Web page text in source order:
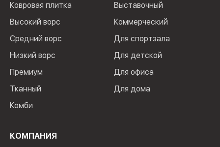
Ковровая плитка
Высокий ворс
Средний ворс
Низкий ворс
Премиум
Тканный
Комби
Выставочный
Коммерческий
Для спортзала
Для детской
Для офиса
Для дома
КОМПАНИЯ